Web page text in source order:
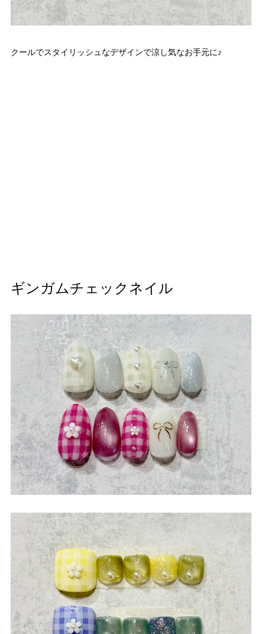
クールでスタイリッシュなデザインで涼し気なお手元に♪
ギンガムチェックネイル